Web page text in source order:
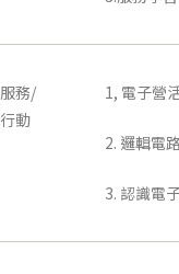
服務/
行動
1, 電子營
2. 邏輯電
3. 認識電